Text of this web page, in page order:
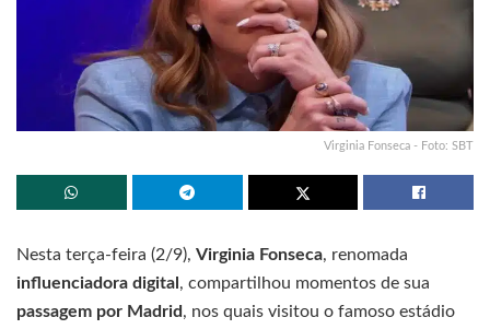
Virginia Fonseca - Foto: SBT
Nesta terça-feira (2/9), Virginia Fonseca, renomada
influenciadora digital , compartilhou momentos de sua
passagem por Madrid, nos quais visitou o famoso estádio